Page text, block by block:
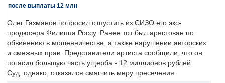
после выплаты 12 млн
Олег Газманов попросил отпустить из СИЗО его экс-
продюсера Филиппа Россу. Ранее тот был арестован по
обвинению в мошенничестве, а также нарушении авторских
и смежных прав. Представители артиста сообщили, что он
погасил большую часть ущерба - 12 миллионов рублей.
Суд, однако, отказался смягчить меру пресечения.